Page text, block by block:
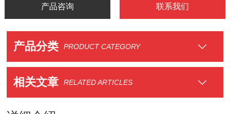
产品咨询 联系我们
产品分类 PRODUCT CATEGORY
相关文章 RELATED ARTICLES